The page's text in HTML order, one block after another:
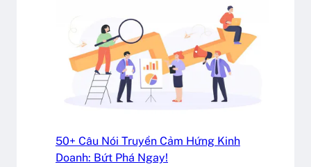
50+ Câu Nói Truyền Cảm Hứng Kinh
Doanh: Bứt Phá Ngay!